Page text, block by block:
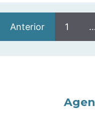
Anterior 1